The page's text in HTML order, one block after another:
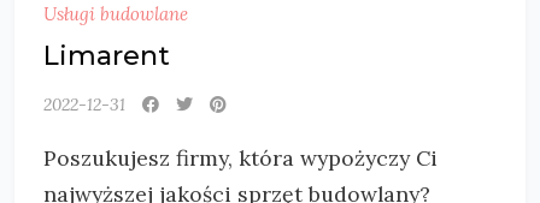
Usługi budowlane
Limarent
2022-12-31
Poszukujesz firmy, która wypożyczy Ci
najwyższej jakości sprzęt budowlany?